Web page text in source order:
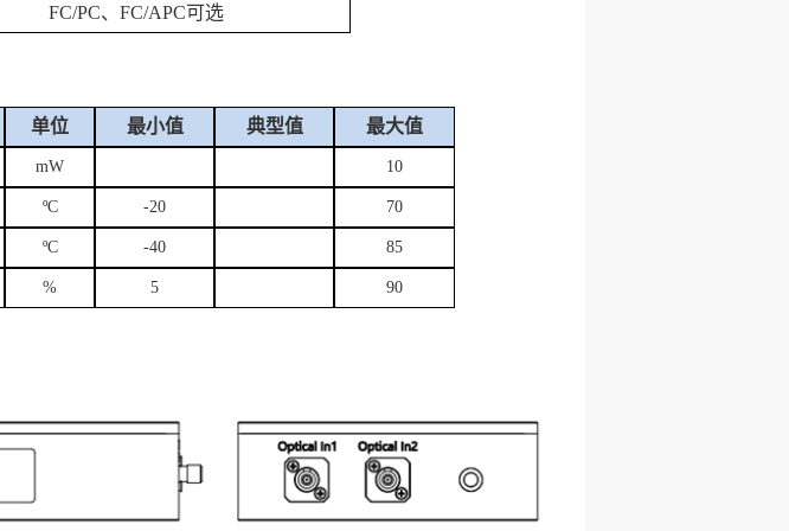
FC/PC、 FC/APC可选
单位 最小值 典型值
最大值
mW 10
ºC -20 70
ºC -40 85
% 5 90